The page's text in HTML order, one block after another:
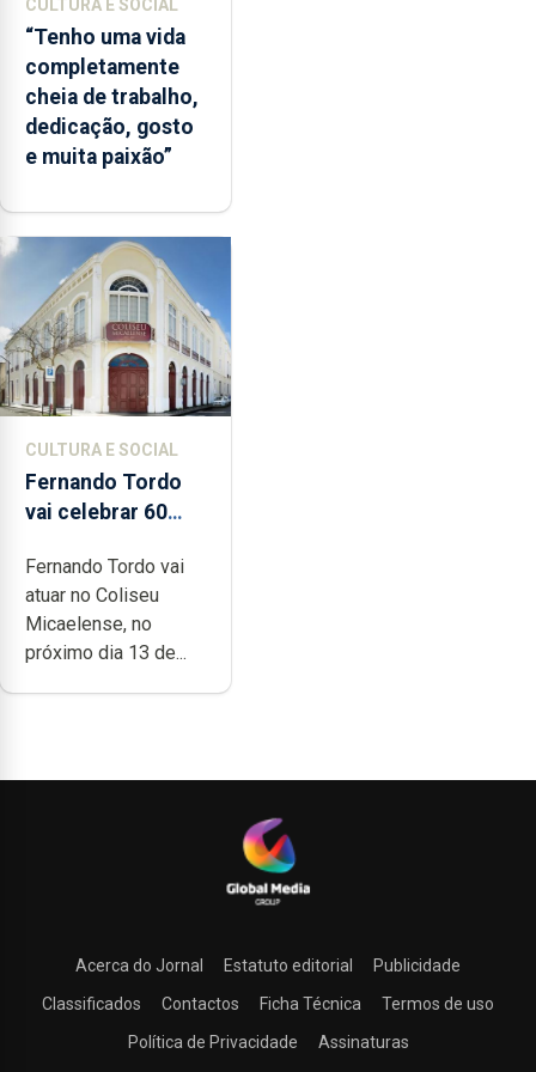
CULTURA E SOCIAL
“Tenho uma vida
completamente
cheia de trabalho,
dedicação, gosto
e muita paixão”
CULTURA E SOCIAL
Fernando Tordo
vai celebrar 60
no Coliseu
Micaelense
Fernando Tordo vai
atuar no Coliseu
Micaelense, no
próximo dia 13 de...
Acerca do Jornal Estatuto editorial
Publicidade
Classificados
Contactos Ficha Técnica
Termos de uso
Política de Privacidade
Assinaturas